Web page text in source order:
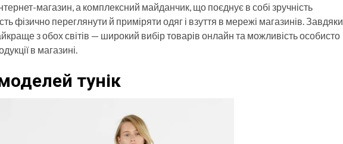
магазин, а комплексний майданчик, що поєднує в собі зручність
фізично переглянути й приміряти одяг і взуття в мережі магазинів. Завдяки
з обох світів — широкий вибір товарів онлайн та можливість особисто
в магазині.
тунік